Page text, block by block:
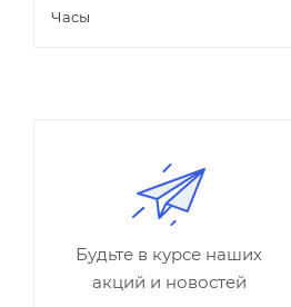
Часы
Будьте в курсе наших
акций и новостей